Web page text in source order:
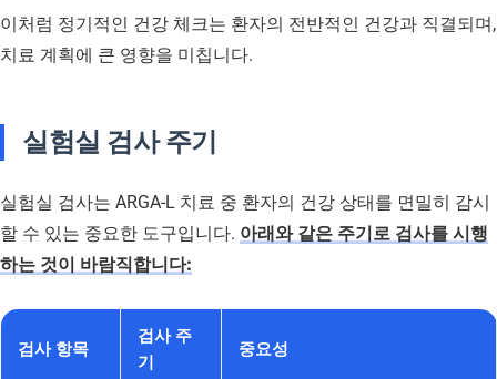
이처럼 정기적인 건강 체크는 환자의 전반적인 건강과 직결되며,
치료 계획에 큰 영향을 미칩니다.
실험실 검사 주기
실험실 검사는 ARGA-L 치료 중 환자의 건강 상태를 면밀히 감시
할 수 있는 중요한 도구입니다. 아래와 같은 주기로 검사를 시행
하는 것이 바람직합니다:
검사 항목
검사 주
기
중요성